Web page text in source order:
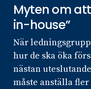
Myten om
in-house”
När
hur de ska öka
nästan
måste anställa